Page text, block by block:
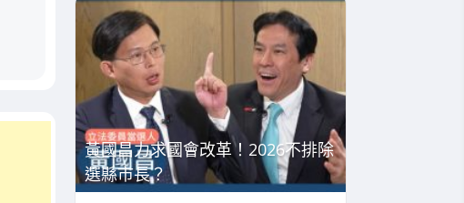
黃國昌力求國會改革！2026不排除
選縣市長？